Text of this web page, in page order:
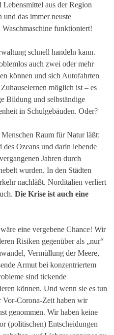
aus der Region
das immer neuste
Waschmaschine funktioniert!
schnell handeln kann.
auch zwei oder mehr
können und sich Autofahrten
möglich ist – es
Bildung und selbständige
in Schulgebäuden. Oder?
Raum für Natur läßt:
Ozeans und darin lebende
Jahren durch
wurden. In den Städten
nachläßt. Norditalien verliert
Die Krise ist auch eine
eine vergebene Chance! Wir
Risiken gegenüber als „nur“
Vermüllung der Meere,
Armut bei konzentriertem
sind tickende
können. Und wenn sie es tun
Vor-Corona-Zeit haben wir
genommen. Wir haben keine
(politischen) Entscheidungen